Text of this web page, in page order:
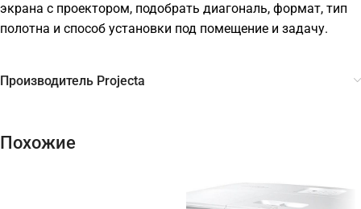
экрана с проектором, подобрать диагональ, формат, тип
полотна и способ установки под помещение и задачу.
Производитель Projecta
Похожие